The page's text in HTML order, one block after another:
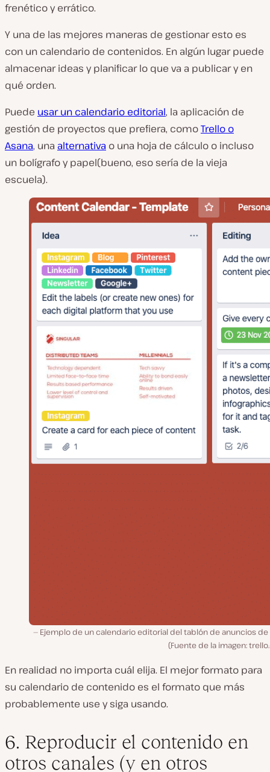
frenético y errático.
Y una de las mejores maneras de gestionar esto es
con un calendario de contenidos. En algún lugar puede
almacenar ideas y planificar lo que va a publicar y en
qué orden.
Puede usar un calendario editorial, la aplicación de
gestión de proyectos que prefiera, comoTrello o
Asana, una alternativa o una hoja de cálculo o incluso
un bolígrafo y papel(bueno, eso sería de la vieja
escuela).
Ejemplo de un calendario editorial del tablón de anuncios de
(Fuente de la imagen:
En realidad no importa cuál elija. El mejor formato para
su calendario de contenido es el formato que más
probablemente use y siga usando.
6. Reproducir el contenido en
otros canales (y en otros